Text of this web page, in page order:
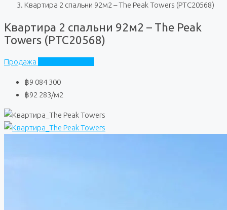
Квартира 2 спальни 92м2 – The Peak Towers (PTC20568)
Квартира 2 спальни 92м2 – The Peak
Towers (PTC20568)
Продажа
฿9 084 300
฿92 283/м2